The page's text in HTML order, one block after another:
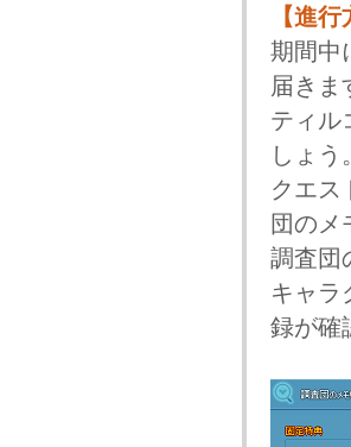
【進行
期間中
届きま
ティル
しょう。
クエス
団の
調査団
キャラ
録が確